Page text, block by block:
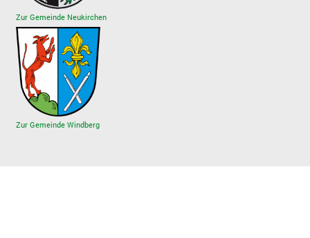
Zur Gemeinde Neukirchen
Zur Gemeinde Windberg